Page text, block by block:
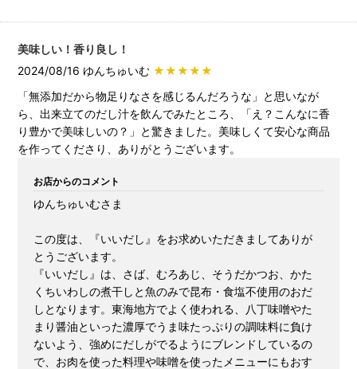
美味しい！香り良し！
2024/08/16 ゆんちゅいむ ★★★★★
「無添加だから物足りなさを感じるんだろうな」と思いなが
ら、出来立てのだし汁を飲んでみたところ、「え？こんなに香
り豊かで美味しいの？」と驚きました。美味しくて安心な商品
を作ってくださり、ありがとうございます。
お店からのコメント
ゆんちゅいむさま
この度は、『いいだし』をお求めいただきましてありが
とうございます。
『いいだし』は、さば、むろあじ、そうだかつお、かた
くちいわしの煮干しと魚のみで昆布・食塩不使用のおだ
しとなります。東海地方でよく使われる、八丁味噌やた
まり醤油といった濃厚でうま味たっぷりの調味料に負け
ないよう、強めにだしがでるようにブレンドしているの
で、お肉を使った料理や味噌を使ったメニューにもおす